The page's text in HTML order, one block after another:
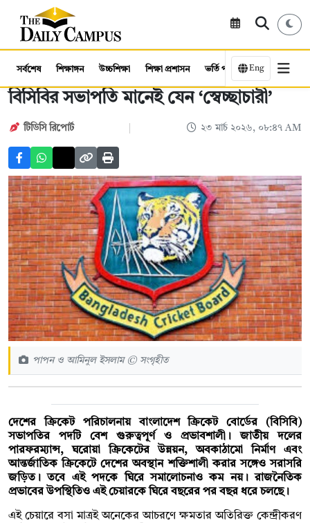
সর্বশেষ শিক্ষাঙ্গন উচ্চশিক্ষা শিক্ষা প্রশাসন ভর্তি পরীক্ষা কর্মসংস্থান
Eng
বিসিবির সভাপতি মানেই যেন ‘স্বেচ্ছাচারী’
টিডিসি রিপোর্ট ২৩ মার্চ ২০২৬, ০৮:৪৭ AM
পাপন ও আমিনুল ইসলাম © সংগৃহীত
দেশের ক্রিকেট পরিচালনায় বাংলাদেশ ক্রিকেট বোর্ডের (বিসিবি)
সভাপতির পদটি বেশ গুরুত্বপূর্ণ ও প্রভাবশালী। জাতীয় দলের
পারফরম্যান্স, ঘরোয়া ক্রিকেটের উন্নয়ন, অবকাঠামো নির্মাণ এবং
আন্তর্জাতিক ক্রিকেটে দেশের অবস্থান শক্তিশালী করার সঙ্গেও সরাসরি
জড়িত। তবে এই পদকে ঘিরে সমালোচনাও কম নয়। রাজনৈতিক
প্রভাবের উপস্থিতিও এই চেয়ারকে ঘিরে বছরের পর বছর ধরে চলছে।
এই চেয়ারে বসা মাত্রই অনেকের আচরণে ক্ষমতার অতিরিক্ত কেন্দ্রীকরণ